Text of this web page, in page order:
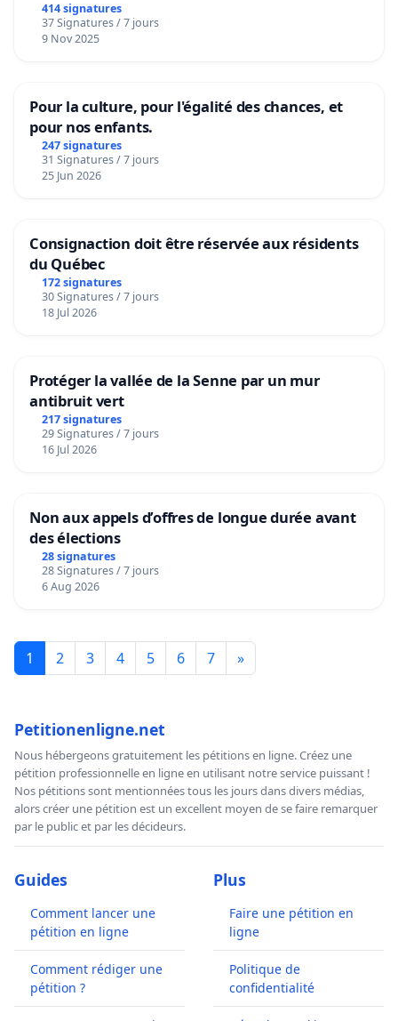
414 signatures
37 Signatures / 7 jours
9 Nov 2025
Pour la culture, pour l'égalité des chances, et
pour nos enfants.
247 signatures
31 Signatures / 7 jours
25 Jun 2026
Consignaction doit être réservée aux résidents
du Québec
172 signatures
30 Signatures / 7 jours
18 Jul 2026
Protéger la vallée de la Senne par un mur
antibruit vert
217 signatures
29 Signatures / 7 jours
16 Jul 2026
Non aux appels d’offres de longue durée avant
des élections
28 signatures
28 Signatures / 7 jours
6 Aug 2026
1 2 3 4 5 6 7 »
Petitionenligne.net
Nous hébergeons gratuitement les pétitions en ligne. Créez une
pétition professionnelle en ligne en utilisant notre service puissant !
Nos pétitions sont mentionnées tous les jours dans divers médias,
alors créer une pétition est un excellent moyen de se faire remarquer
par le public et par les décideurs.
Guides
Comment lancer une
pétition en ligne
Comment rédiger une
pétition ?
Plus
Faire une pétition en
ligne
Politique de
confidentialité